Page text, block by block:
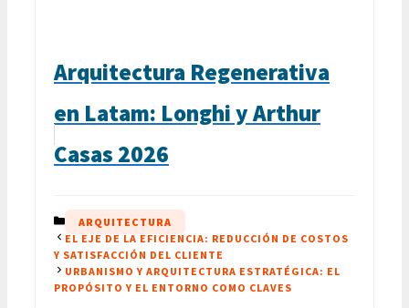
Arquitectura Regenerativa
en Latam: Longhi y Arthur
Casas 2026
CATEGORÍAS
ARQUITECTURA
EL EJE DE LA EFICIENCIA: REDUCCIÓN DE COSTOS
Y SATISFACCIÓN DEL CLIENTE
URBANISMO Y ARQUITECTURA ESTRATÉGICA: EL
PROPÓSITO Y EL ENTORNO COMO CLAVES